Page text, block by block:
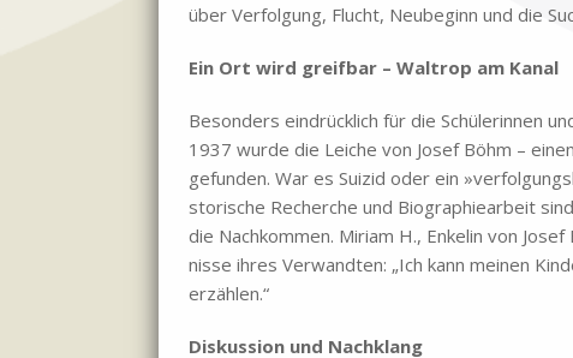
über Ver­fol­gung, Flucht, Neu­be­ginn und die
Ein Ort wird greif­bar – Wal­trop am Ka­nal
Be­son­ders ein­drück­lich für die Schü­le­rin­nen
1937 wur­de die Lei­che von Jo­sef Böhm –
ge­fun­den. War es Sui­zid oder ein
sto­ri­sche Re­cher­che und Bio­gra­phie­ar­beit
die Nach­kom­men. Mi­ri­am H., En­ke­lin von
nis­se ih­res Ver­wand­ten: „Ich kann mei­nen
er­zäh­len.“
Dis­kus­si­on und Nach­klang